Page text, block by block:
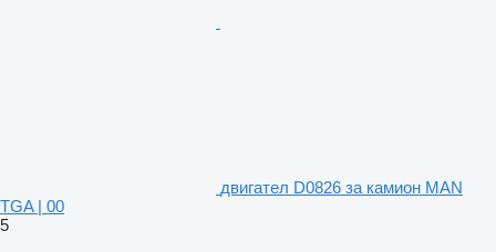
двигател D0826 за камион MAN
TGA | 00
5